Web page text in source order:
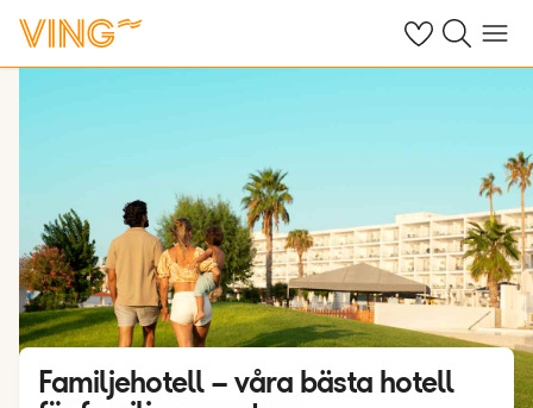
Se dinaSök på ving.se
Meny
Familjehotell – våra bästa hotell